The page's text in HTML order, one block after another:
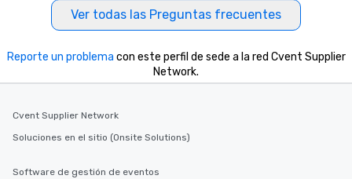
Ver todas las Preguntas frecuentes
Reporte un problema con este perfil de sede a la red Cvent Supplier
Network.
Cvent Supplier Network
Soluciones en el sitio (Onsite Solutions)
Software de gestión de eventos